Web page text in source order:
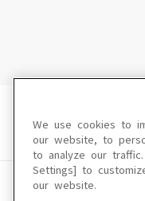
We use cookies to
our website, to
to analyze our
Settings] to
our website.